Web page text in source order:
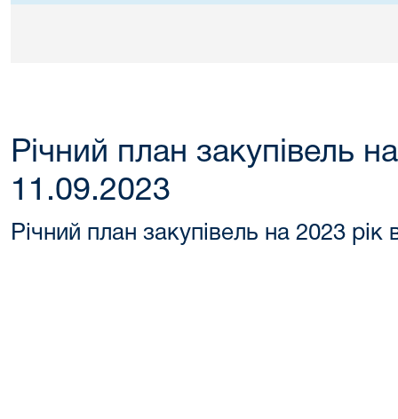
Річний план закупівель
11.09.2023
Річний план закупівель на 2023 рік